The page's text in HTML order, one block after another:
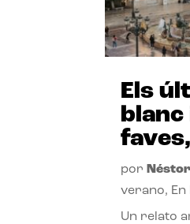
Els
blanc
por
verano,
Un relato